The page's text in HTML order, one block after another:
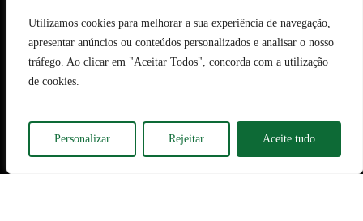
Utilizamos cookies para melhorar a sua experiência de navegação,
apresentar anúncios ou conteúdos personalizados e analisar o nosso
tráfego. Ao clicar em "Aceitar Todos", concorda com a utilização
de cookies.
Personalizar Rejeitar Aceite tudo
Termos e Condições de
Utilização
Dados
Livro de Reclamações